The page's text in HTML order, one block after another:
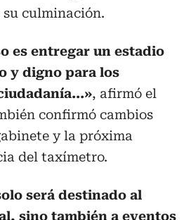
culminación.
es entregar un estadio
y digno para los
, afirmó el
confirmó cambios
y la próxima
del taxímetro.
será destinado al
sino también a eventos